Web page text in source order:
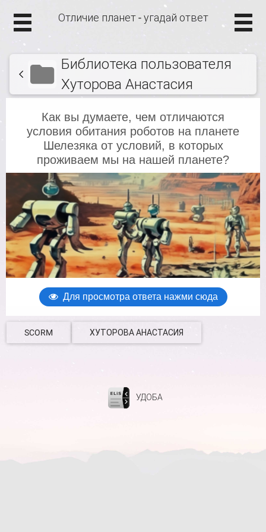
Отличие планет - угадай ответ
Библиотека пользователя
Хуторова Анастасия
SCORM ХУТОРОВА АНАСТАСИЯ
УДОБА